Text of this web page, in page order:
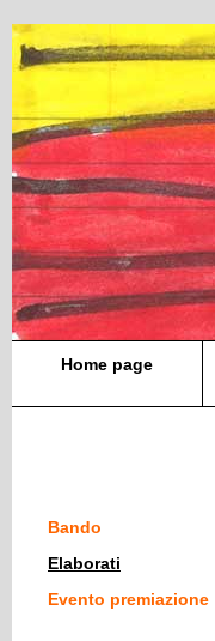
Home page
Bando
Elaborati
Evento premiazione